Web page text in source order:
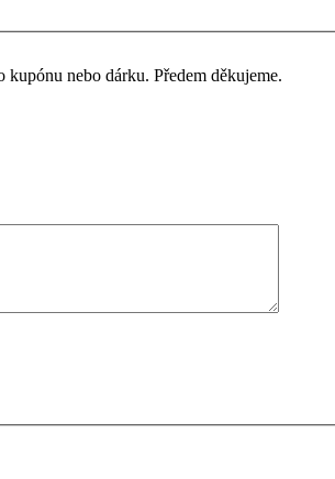
nebo dárku. Předem děkujeme.